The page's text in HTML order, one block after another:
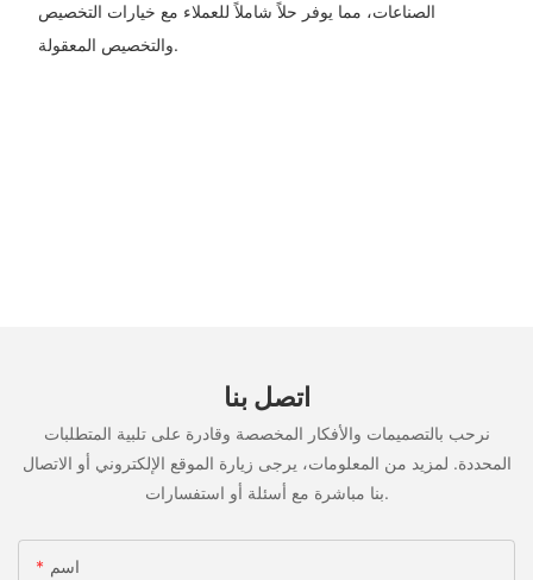
الصناعات، مما يوفر حلاً شاملاً للعملاء مع خيارات التخصيص
والتخصيص المعقولة.
اتصل بنا
نرحب بالتصميمات والأفكار المخصصة وقادرة على تلبية المتطلبات
المحددة. لمزيد من المعلومات، يرجى زيارة الموقع الإلكتروني أو الاتصال
بنا مباشرة مع أسئلة أو استفسارات.
اسم